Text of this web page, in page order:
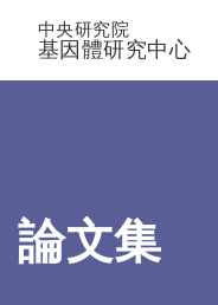
中央研究院
基因體研究中心
論文集